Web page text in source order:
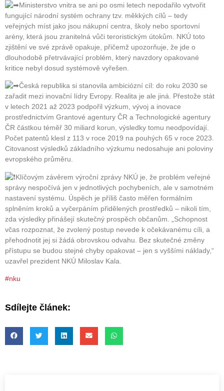
Ministerstvo vnitra se ani po osmi letech nepodařilo vytvořit
fungující národní systém ochrany tzv. měkkých cílů – tedy
veřejných míst jako jsou nákupní centra, školy nebo sportovní
arény, která jsou zranitelná vůči teroristickým útokům. NKÚ toto
zjištění ve své zprávě opakuje, přičemž upozorňuje, že jde o
dlouhodobě přetrvávající problém, který navzdory opakované
kritice nebyl dosud systémově vyřešen.
Česká republika si stanovila ambiciózní cíl: do roku 2030 se
zařadit mezi inovační lídry Evropy. Realita je ale jiná. Přestože stát
v letech 2021 až 2023 podpořil výzkum, vývoj a inovace
prostřednictvím Grantové agentury ČR a Technologické agentury
ČR částkou téměř 30 miliard korun, výsledky tomu neodpovídají.
Počet patentů klesl z 113 v roce 2019 na pouhých 65 v roce 2023.
Citovanost výsledků základního výzkumu nedosahuje ani poloviny
evropského průměru.
Klíčovým závěrem výroční zprávy NKÚ je, že problém veřejné
správy nespočívá jen v jednotlivých pochybeních, ale v samotném
nastavení systému. Úspěch je příliš často měřen formálním
splněním kroků a vyčerpáním přidělených prostředků – nikoli tím,
zda výsledky přinášejí skutečný prospěch občanům. „Schopnost
včas rozpoznat, že zvolený postup nevede k očekávanému cíli, a
přehodnotit jej si žádá obrovskou odvahu. Bez skutečné změny
přístupu se budou stejné chyby opakovat – jen s vyššími náklady,“
uzavřel prezident NKÚ Miloslav Kala.
#nku
Sdílejte článek: